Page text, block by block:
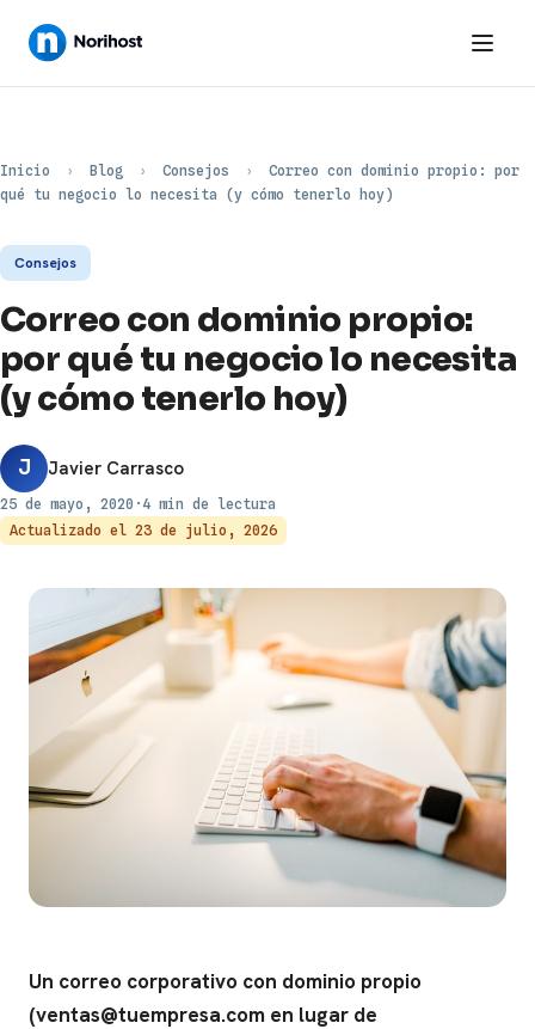
Inicio › Blog › Consejos ›
Correo con dominio propio: por
qué tu negocio lo necesita (y cómo tenerlo hoy)
Consejos
Correo con dominio propio:
por qué tu negocio lo necesita
(y cómo tenerlo hoy)
J Javier Carrasco
25 de mayo, 2020 · 4 min de lectura
Actualizado el 23 de julio, 2026
Un correo corporativo con dominio propio
(ventas@tuempresa.com en lugar de